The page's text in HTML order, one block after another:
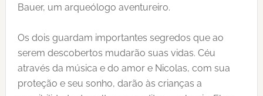
Bauer, um arqueólogo aventureiro.
Os dois guardam importantes segredos que ao
serem descobertos mudarão suas vidas. Céu
através da música e do amor e Nicolas, com sua
proteção e seu sonho, darão às crianças a